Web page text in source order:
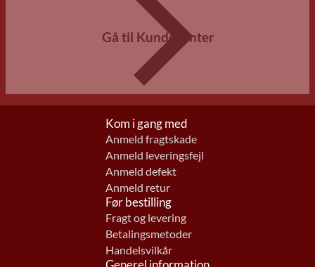
Gå til Kundecenter
Kom i gang med
Anmeld fragtskade
Anmeld leveringsfejl
Anmeld defekt
Anmeld retur
Før bestilling
Fragt og levering
Betalingsmetoder
Handelsvilkår